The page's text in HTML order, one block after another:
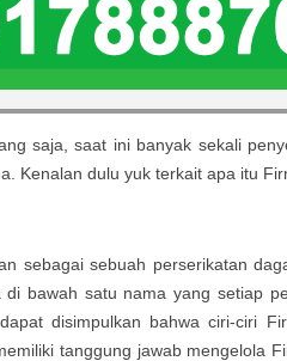
saja, saat ini banyak sekali
Kenalan dulu yuk terkait apa itu
sebagai sebuah perserikatan
bawah satu nama yang setiap
disimpulkan bahwa ciri-ciri
tanggung jawab mengelola